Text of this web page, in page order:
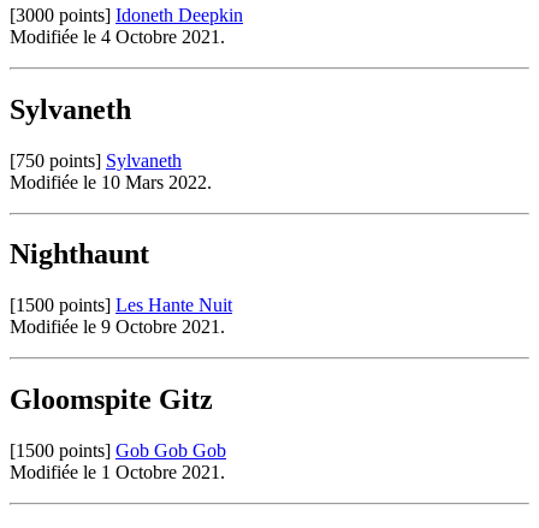
[3000 points] Idoneth Deepkin
Modifiée le 4 Octobre 2021.
Sylvaneth
[750 points] Sylvaneth
Modifiée le 10 Mars 2022.
Nighthaunt
[1500 points] Les Hante Nuit
Modifiée le 9 Octobre 2021.
Gloomspite Gitz
[1500 points] Gob Gob Gob
Modifiée le 1 Octobre 2021.